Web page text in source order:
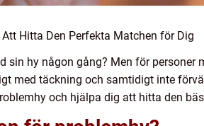
Hitta Den Perfekta Matchen för Dig
sin hy någon gång? Men för
med täckning och samtidigt inte
och hjälpa dig att hitta den